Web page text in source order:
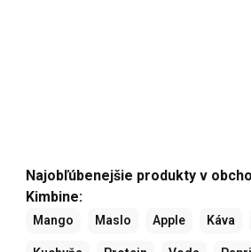
Najobľúbenejšie produkty v
Kimbine:
Mango Maslo Apple Káva